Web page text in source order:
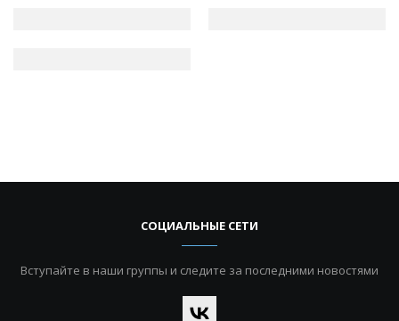
СОЦИАЛЬНЫЕ СЕТИ
Вступайте в наши группы и следите за последними новостями